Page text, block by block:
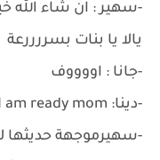
-سهير : ان شاء الله
يالا يا بنات بسررررعة
-جانا : اووووف
-دينا: I am ready mom
-سهيرموجهة حديثها